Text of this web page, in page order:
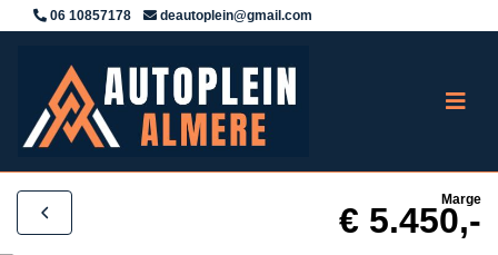
06 10857178 deautoplein@gmail.com
Marge
€ 5.450,-